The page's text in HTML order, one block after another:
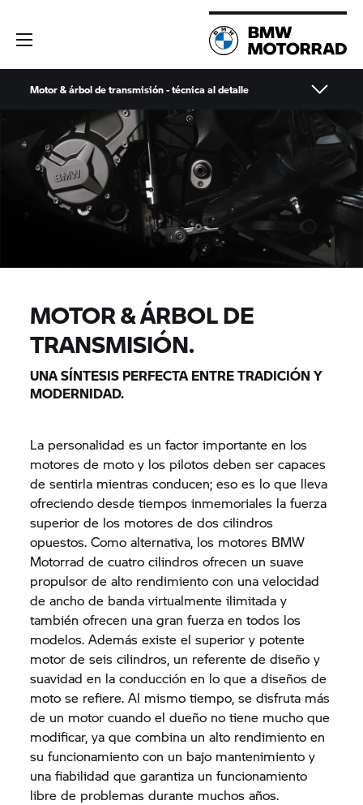
Motor & árbol de transmisión - técnica al detalle
MOTOR & ÁRBOL DE
TRANSMISIÓN.
UNA SÍNTESIS PERFECTA ENTRE TRADICIÓN Y
MODERNIDAD.
La personalidad es un factor importante en los
motores de moto y los pilotos deben ser capaces
de sentirla mientras conducen; eso es lo que lleva
ofreciendo desde tiempos inmemoriales la fuerza
superior de los motores de dos cilindros
opuestos. Como alternativa, los motores BMW
Motorrad de cuatro cilindros ofrecen un suave
propulsor de alto rendimiento con una velocidad
de ancho de banda virtualmente ilimitada y
también ofrecen una gran fuerza en todos los
modelos. Además existe el superior y potente
motor de seis cilindros, un referente de diseño y
suavidad en la conducción en lo que a diseños de
moto se refiere. Al mismo tiempo, se disfruta más
de un motor cuando el dueño no tiene mucho que
modificar, ya que combina un alto rendimiento en
su funcionamiento con un bajo mantenimiento y
una fiabilidad que garantiza un funcionamiento
libre de problemas durante muchos años.